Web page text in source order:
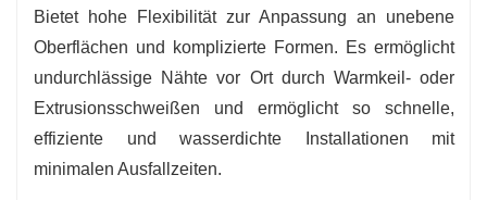
Bietet hohe Flexibilität zur Anpassung an unebene
Oberflächen und komplizierte Formen. Es ermöglicht
undurchlässige Nähte vor Ort durch Warmkeil- oder
Extrusionsschweißen und ermöglicht so schnelle,
effiziente und wasserdichte Installationen mit
minimalen Ausfallzeiten.